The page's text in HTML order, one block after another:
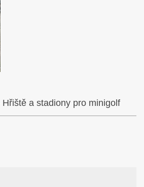
a stadiony pro minigolf